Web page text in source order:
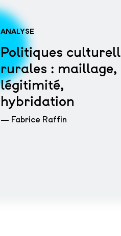
ANALYSE
Politiques
rurales : maillage,
légitimité,
hybridation
— Fabrice Raffin